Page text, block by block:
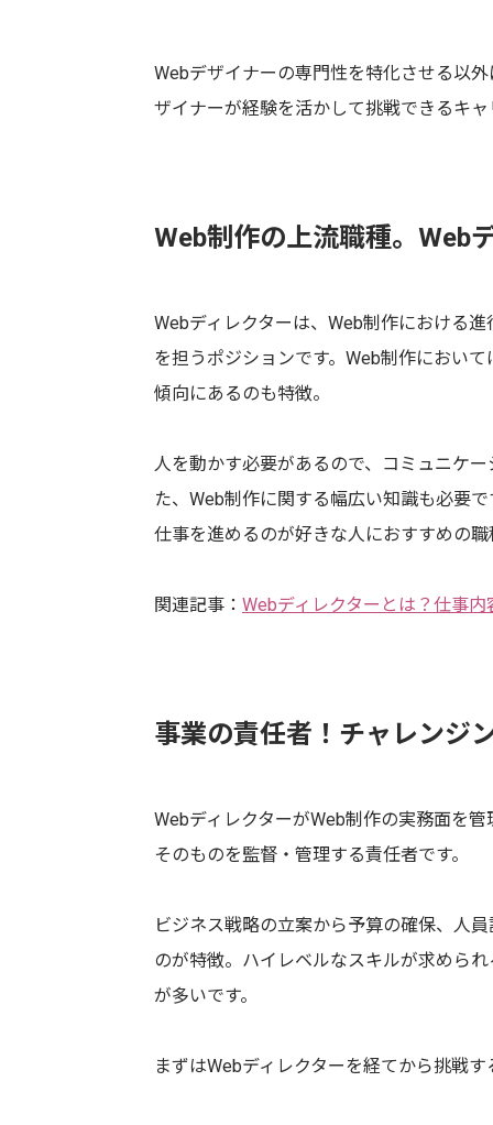
Webデザイナーの専門性を特化させる以
ザイナーが経験を活かして挑戦できるキ
Web制作の上流職種。Web
Webディレクターは、Web制作における
を担うポジションです。Web制作におい
傾向にあるのも特徴。
人を動かす必要があるので、コミュニケ
た、Web制作に関する幅広い知識も必要
仕事を進めるのが好きな人におすすめの職
関連記事： Webディレクターとは？仕事
事業の責任者！チャレンジ
WebディレクターがWeb制作の実務面を
そのものを監督・管理する責任者です。
ビジネス戦略の立案から予算の確保、人
のが特徴。ハイレベルなスキルが求めら
が多いです。
まずはWebディレクターを経てから挑戦